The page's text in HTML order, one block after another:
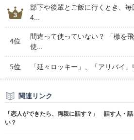
部下や後輩とご飯に行くとき、
4...
4位
間違って使っていない？ 「檄を
使...
5位 「延々ロッキー」、「アリバイ
関連リンク
「恋人ができたら、両親に話す？」 話す人・
い？